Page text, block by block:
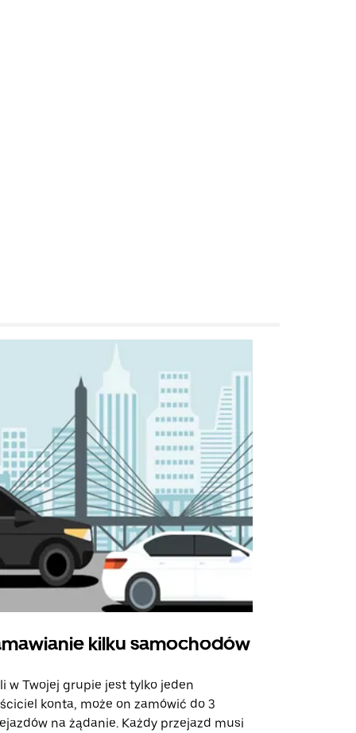
kilku samochodów
w Twojej grupie jest tylko jeden
konta, może on zamówić do 3
na żądanie. Każdy przejazd musi